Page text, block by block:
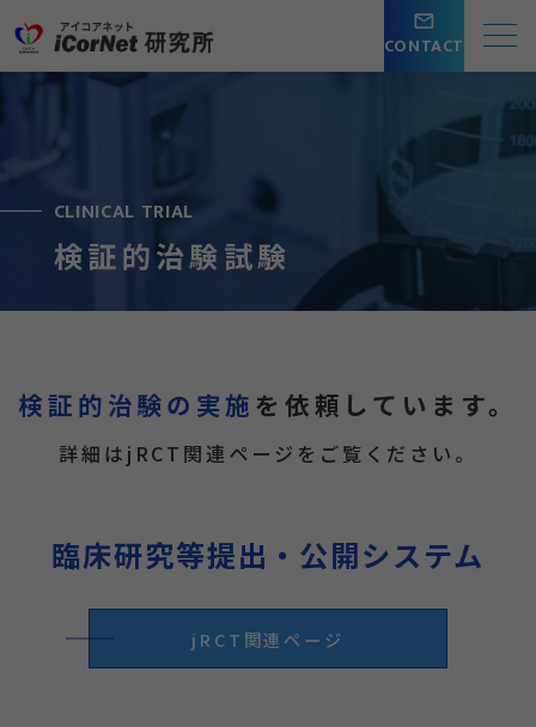
CLINICAL TRIAL
検証的治験試験
検証的治験の実施 を依頼しています。
詳細はjRCT関連ページをご覧ください。
臨床研究等提出・公開システム
jRCT関連ページ
mail_outline
CONTACT